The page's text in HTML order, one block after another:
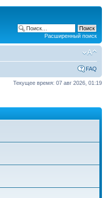
Расширенный поиск
FAQ
Текущее время: 07 авг 2026, 01:19